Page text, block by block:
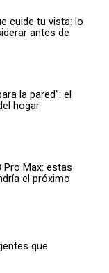
cuide tu vista: lo
antes de
la pared”: el
hogar
Pro Max: estas
el próximo
que